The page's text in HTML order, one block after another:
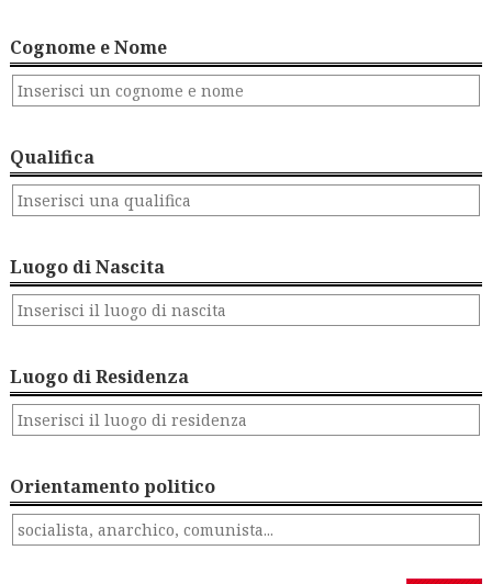
Cognome e Nome
Qualifica
Luogo di Nascita
Luogo di Residenza
Orientamento politico